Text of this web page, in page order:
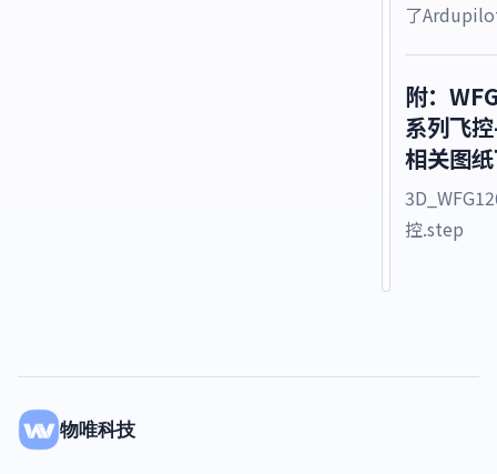
了
附：
系列飞
相关图
控.step
物唯科技